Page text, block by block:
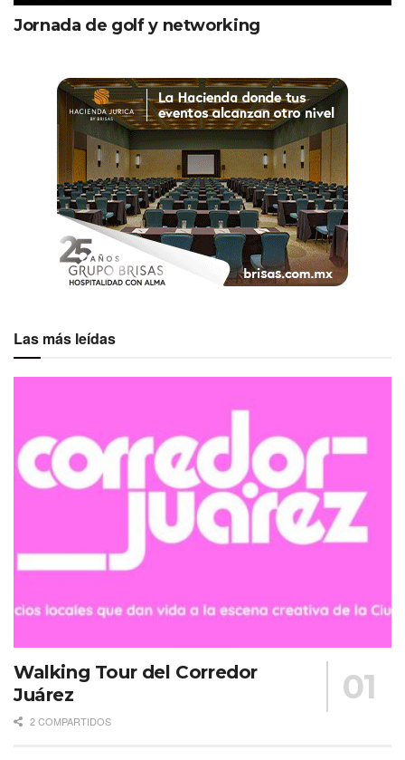
Jornada de golf y networking
Las más leídas
Walking Tour del Corredor
Juárez
2 COMPARTIDOS